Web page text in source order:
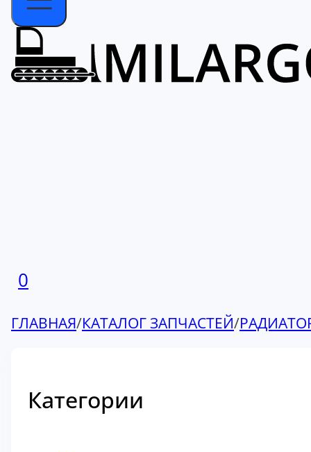
0
ГЛАВНАЯ/КАТАЛОГ ЗАПЧАСТЕЙ/
Категории